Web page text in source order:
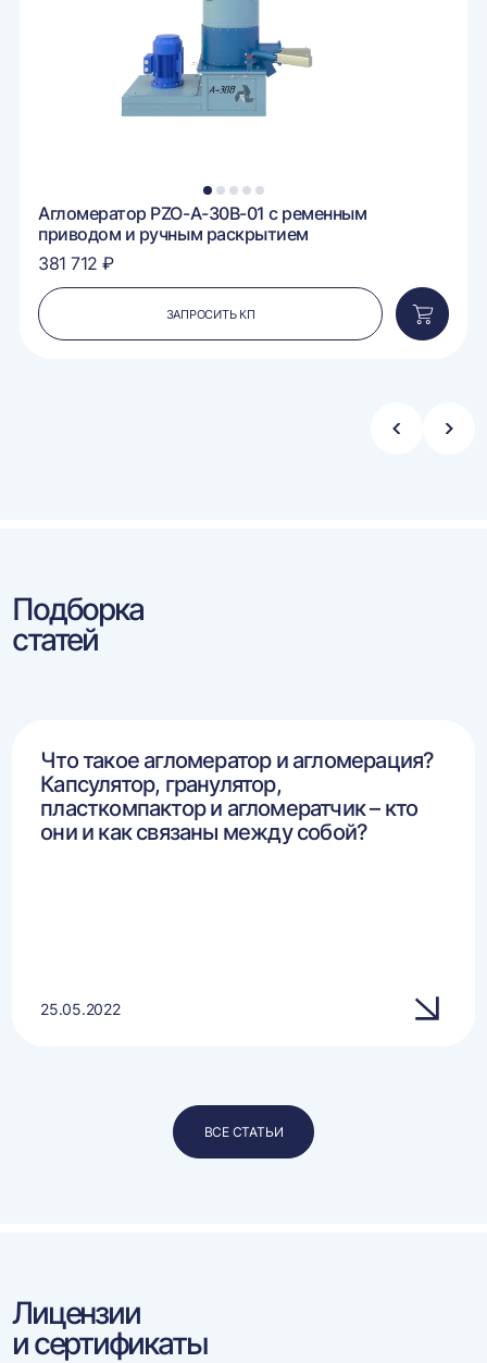
1 2 3 4 5
Агломератор PZO-A-30B-01 с ременным
приводом и ручным раскрытием
381 712 ₽
ЗАПРОСИТЬ КП
в
Стрелка
Подборка
статей
Что такое агломератор и агломерация?
Капсулятор, гранулятор,
пласткомпактор и агломератчик – кто
они и как связаны между собой?
25.05.2022
ВСЕ СТАТЬИ
Лицензии
и сертификаты